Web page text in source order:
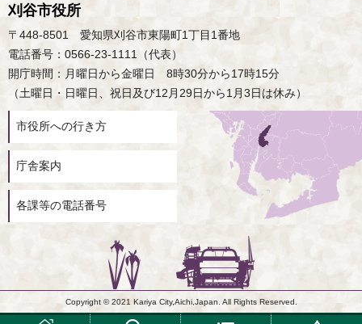
刈谷市役所
〒448-8501 愛知県刈谷市東陽町1丁目1番地
電話番号：0566-23-1111（代表）
開庁時間：月曜日から金曜日 8時30分から17時15分
（土曜日・日曜日、祝日及び12月29日から1月3日は休み）
市役所への行き方
庁舎案内
各課等の電話番号
Copyright © 2021 Kariya City,Aichi,Japan. All Rights Reserved.